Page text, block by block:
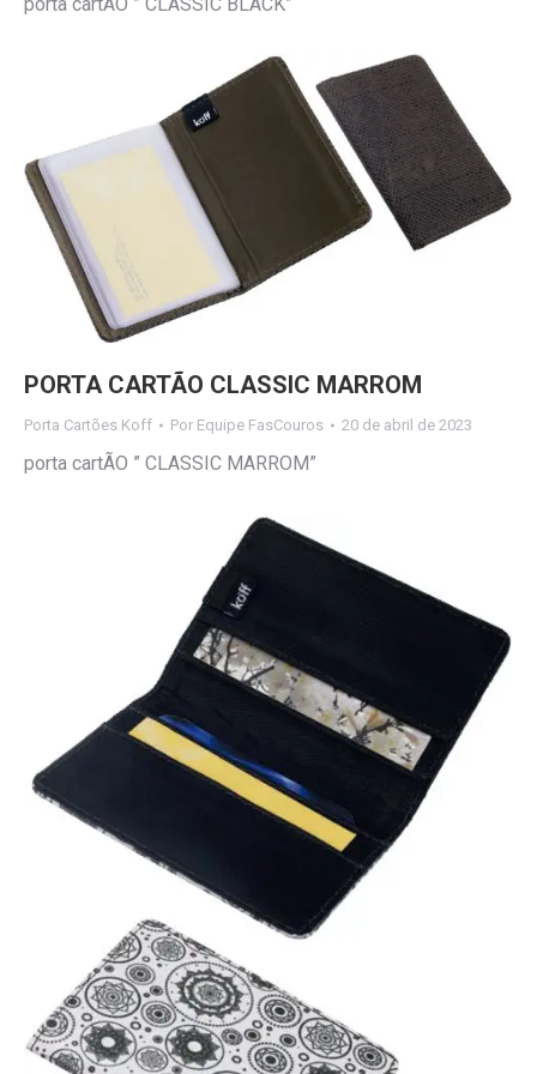
PORTA CARTÃO CLASSIC MARROM
Porta Cartões Koff Por Equipe FasCouros 20 de abril de 2023
porta cartÃO ” CLASSIC MARROM”